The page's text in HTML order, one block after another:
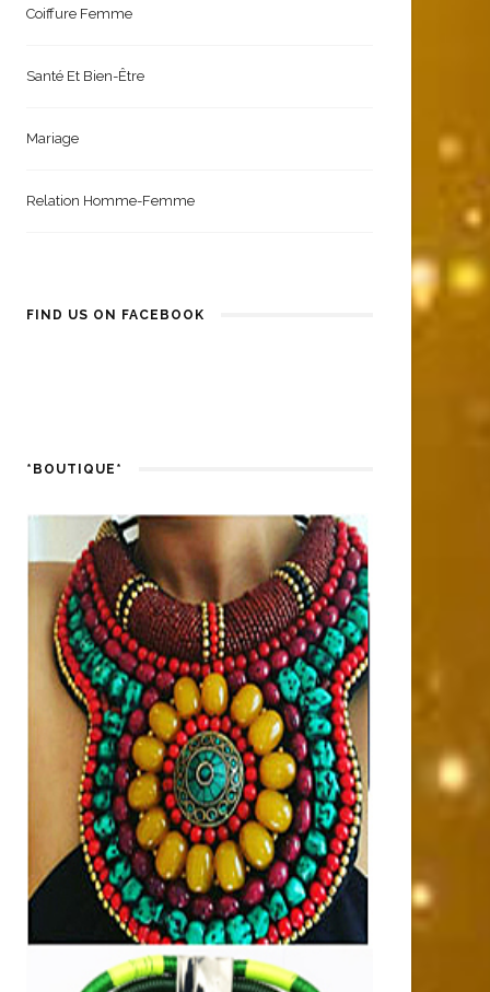
Coiffure Femme
Santé Et Bien-Être
Mariage
Relation Homme-Femme
FIND US ON FACEBOOK
*BOUTIQUE*